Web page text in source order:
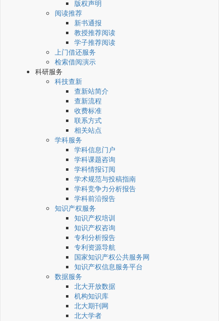
版权声明
阅读推荐
新书通报
教授推荐阅读
学子推荐阅读
上门借还服务
检索借阅演示
科研服务
科技查新
查新站简介
查新流程
收费标准
联系方式
相关站点
学科服务
学科信息门户
学科课题咨询
学科情报订阅
学术规范与投稿指南
学科竞争力分析报告
学科前沿报告
知识产权服务
知识产权培训
知识产权咨询
专利分析报告
专利资源导航
国家知识产权公共服务网
知识产权信息服务平台
数据服务
北大开放数据
机构知识库
北大期刊网
北大学者